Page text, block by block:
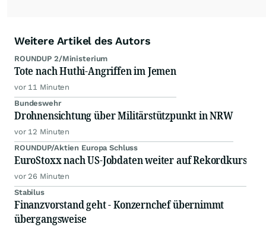
Weitere Artikel des Autors
ROUNDUP 2/Ministerium
Tote nach Huthi-Angriffen im Jemen
vor 11 Minuten
Bundeswehr
Drohnensichtung über Militärstützpunkt in NRW
vor 12 Minuten
ROUNDUP/Aktien Europa Schluss
EuroStoxx nach US-Jobdaten weiter auf Rekordkurs
vor 26 Minuten
Stabilus
Finanzvorstand geht - Konzernchef übernimmt
übergangsweise